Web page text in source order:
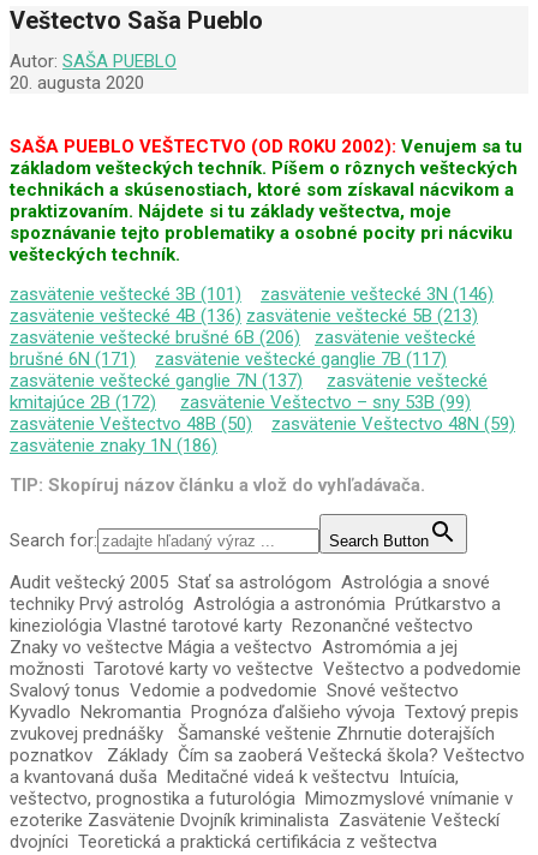
Veštectvo Saša Pueblo
Autor: SAŠA PUEBLO
20. augusta 2020
SAŠA PUEBLO VEŠTECTVO (OD ROKU 2002): Venujem sa tu
základom vešteckých techník. Píšem o rôznych vešteckých
technikách a skúsenostiach, ktoré som získaval nácvikom a
praktizovaním. Nájdete si tu základy veštectva, moje
spoznávanie tejto problematiky a osobné pocity pri nácviku
vešteckých techník.
zasvätenie veštecké 3B (101)
zasvätenie veštecké 3N (146)
zasvätenie veštecké 4B (136) zasvätenie veštecké 5B (213)
zasvätenie veštecké brušné 6B (206)
zasvätenie veštecké
brušné 6N (171)
zasvätenie veštecké ganglie 7B (117)
zasvätenie veštecké ganglie 7N (137)
zasvätenie veštecké
kmitajúce 2B (172)
zasvätenie Veštectvo – sny 53B (99)
zasvätenie Veštectvo 48B (50)
zasvätenie Veštectvo 48N (59)
zasvätenie znaky 1N (186)
TIP: Skopíruj názov článku a vlož do vyhľadávača.
Search for: Search Button
Audit veštecký 2005 Stať sa astrológom Astrológia a snové
techniky Prvý astrológ Astrológia a astronómia Prútkarstvo a
kineziológia Vlastné tarotové karty Rezonančné veštectvo
Znaky vo veštectve Mágia a veštectvo Astromómia a jej
možnosti Tarotové karty vo veštectve Veštectvo a podvedomie
Svalový tonus Vedomie a podvedomie Snové veštectvo
Kyvadlo Nekromantia Prognóza ďalšieho vývoja Textový prepis
zvukovej prednášky Šamanské veštenie Zhrnutie doterajších
poznatkov Základy Čím sa zaoberá Veštecká škola? Veštectvo
a kvantovaná duša Meditačné videá k veštectvu Intuícia,
veštectvo, prognostika a futurológia Mimozmyslové vnímanie v
ezoterike Zasvätenie Dvojník kriminalista Zasvätenie Vešteckí
dvojníci Teoretická a praktická certifikácia z veštectva